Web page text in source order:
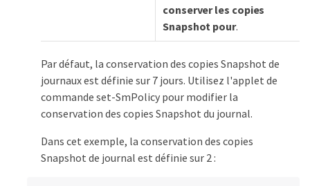
conserver les copies
Snapshot pour.
Par défaut, la conservation des copies Snapshot de
journaux est définie sur 7 jours. Utilisez l'applet de
commande set-SmPolicy pour modifier la
conservation des copies Snapshot du journal.
Dans cet exemple, la conservation des copies
Snapshot de journal est définie sur 2 :